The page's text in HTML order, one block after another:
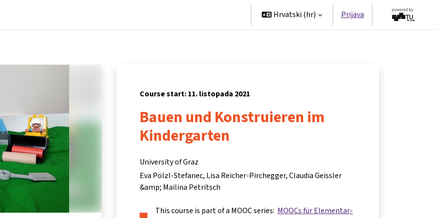
Hrvatski ‎(hr)‎ Prijava
Course start: 11. listopada 2021
Bauen und Konstruieren im
Kindergarten
University of Graz
Eva Pölzl-Stefanec, Lisa Reicher-Pirchegger, Claudia Geissler
&amp; Mailina Petritsch
This course is part of a MOOC series: MOOCs für Elementar-